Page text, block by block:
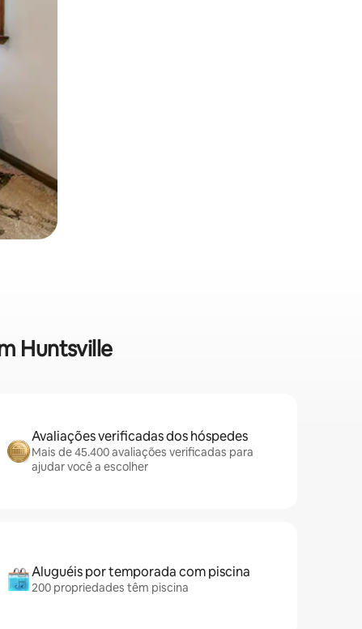
Huntsville
Avaliações verificadas dos hóspedes
Mais de 45.400 avaliações verificadas para
ajudar você a escolher
Aluguéis por temporada com piscina
200 propriedades têm piscina